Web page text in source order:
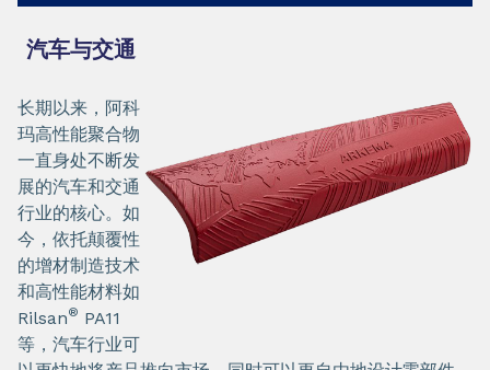
汽车与交通
长期以来，阿科
玛高性能聚合物
一直身处不断发
展的汽车和交通
行业的核心。如
今，依托颠覆性
的增材制造技术
和高性能材料如
Rilsan® PA11
等，汽车行业可